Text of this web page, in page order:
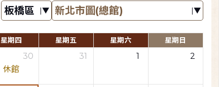
星期四 星期五 星期六 星期日
30
休館
31 1 2